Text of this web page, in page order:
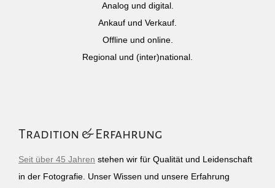
Analog und digital.
Ankauf und Verkauf.
Offline und online.
Regional und (inter)national.
Tradition & Erfahrung
Seit über 45 Jahren stehen wir für Qualität und Leidenschaft
in der Fotografie. Unser Wissen und unsere Erfahrung